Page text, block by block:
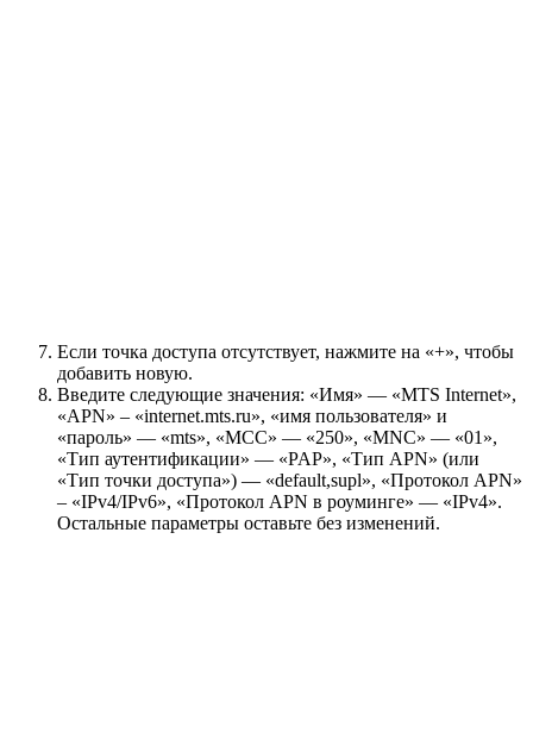
Если точка доступа отсутствует, нажмите на «+», чтобы
добавить новую.
Введите следующие значения: «Имя» — «MTS Internet»,
«APN» – «internet.mts.ru», «имя пользователя» и
«пароль» — «mts», «MCC» — «250», «MNC» — «01»,
«Тип аутентификации» — «PAP», «Тип APN» (или
«Тип точки доступа») — «default,supl», «Протокол APN»
– «IPv4/IPv6», «Протокол APN в роуминге» — «IPv4».
Остальные параметры оставьте без изменений.